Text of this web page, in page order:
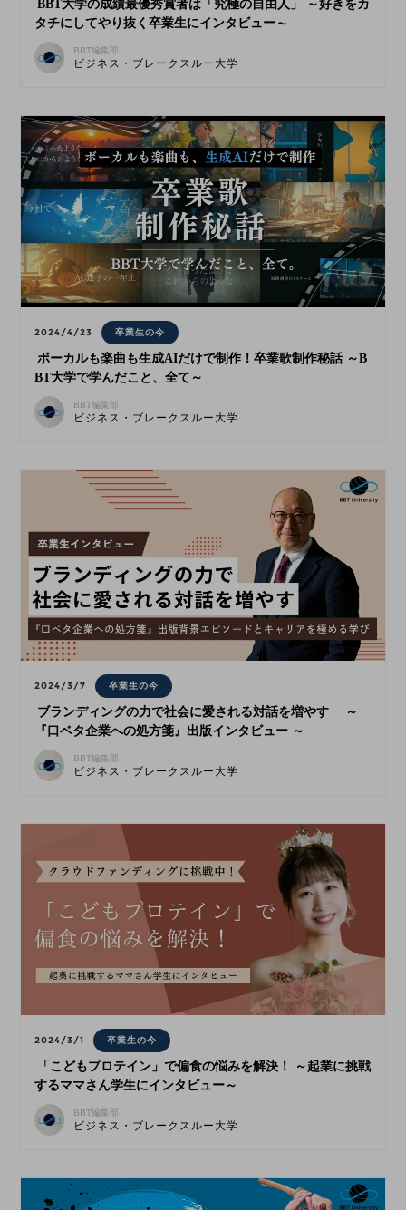
BBT大学の成績最優秀賞者は「究極の自由人」 ～好きをカ
タチにしてやり抜く卒業生にインタビュー～
BBT編集部
ビジネス・ブレークスルー大学
2024/4/23 卒業生の今
ボーカルも楽曲も生成AIだけで制作！卒業歌制作秘話 ～B
BT大学で学んだこと、全て～
BBT編集部
ビジネス・ブレークスルー大学
2024/3/7 卒業生の今
ブランディングの力で社会に愛される対話を増やす ～
『口ベタ企業への処方箋』出版インタビュー ～
BBT編集部
ビジネス・ブレークスルー大学
2024/3/1 卒業生の今
「こどもプロテイン」で偏食の悩みを解決！ ～起業に挑戦
するママさん学生にインタビュー～
BBT編集部
ビジネス・ブレークスルー大学